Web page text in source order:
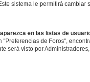
sistema le permitirá cambiar
en las listas de
"Preferencias de Foros",
será visto por